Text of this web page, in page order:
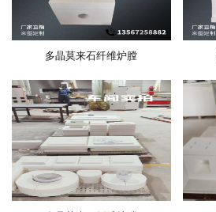
多晶莫来石纤维炉膛